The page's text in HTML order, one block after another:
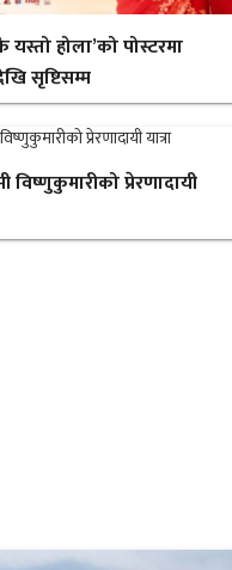
यस्तो होला’को पोस्टरमा
सृष्टिसम्म
विष्णुकुमारीको प्रेरणादायी